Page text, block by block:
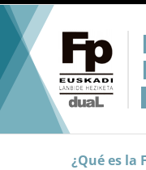
Saltar
contenido
¿Qué es la